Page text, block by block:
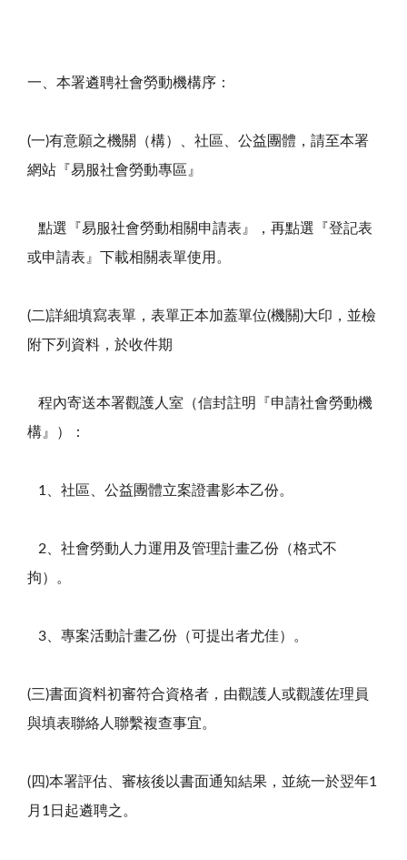
一、本署遴聘社會勞動機構序：
(一)有意願之機關（構）、社區、公益團體，請至本署
網站『易服社會勞動專區』
點選『易服社會勞動相關申請表』，再點選『登記表
或申請表』下載相關表單使用。
(二)詳細填寫表單，表單正本加蓋單位(機關)大印，並檢
附下列資料，於收件期
程內寄送本署觀護人室（信封註明『申請社會勞動機
構』）：
1、社區、公益團體立案證書影本乙份。
2、社會勞動人力運用及管理計畫乙份（格式不
拘）。
3、專案活動計畫乙份（可提出者尤佳）。
(三)書面資料初審符合資格者，由觀護人或觀護佐理員
與填表聯絡人聯繫複查事宜。
(四)本署評估、審核後以書面通知結果，並統一於翌年1
月1日起遴聘之。